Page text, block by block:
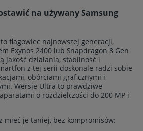
na używany Samsung
to flagowiec najnowszej generacji,
Exynos 2400 lub Snapdragon 8 Gen
jakość działania, stabilność i
z tej serii doskonale radzi sobie
obórciami graficznymi i
Wersje Ultra to prawdziwe
o rozdzielczości do 200 MP i
mieć je taniej, bez kompromisów: